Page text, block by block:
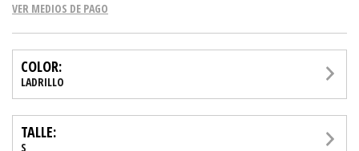
VER MEDIOS DE PAGO
COLOR:
LADRILLO
TALLE:
S